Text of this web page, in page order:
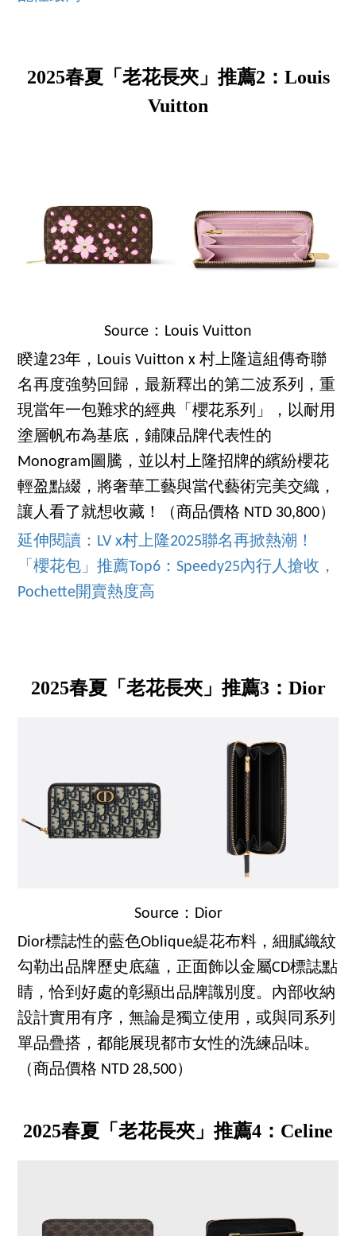
2025春夏「老花長夾」推薦2：Louis
Vuitton
Source：Louis Vuitton
睽違23年，Louis Vuitton x 村上隆這組傳奇聯
名再度強勢回歸，最新釋出的第二波系列，重
現當年一包難求的經典「櫻花系列」，以耐用
塗層帆布為基底，鋪陳品牌代表性的
Monogram圖騰，並以村上隆招牌的繽紛櫻花
輕盈點綴，將奢華工藝與當代藝術完美交織，
讓人看了就想收藏！（商品價格 NTD 30,800）
延伸閱讀：LV x村上隆2025聯名再掀熱潮！
「櫻花包」推薦Top6：Speedy25內行人搶收，
Pochette開賣熱度高
2025春夏「老花長夾」推薦3：Dior
Source：Dior
Dior標誌性的藍色Oblique緹花布料，細膩織紋
勾勒出品牌歷史底蘊，正面飾以金屬CD標誌點
睛，恰到好處的彰顯出品牌識別度。內部收納
設計實用有序，無論是獨立使用，或與同系列
單品疊搭，都能展現都市女性的洗練品味。
（商品價格 NTD 28,500）
2025春夏「老花長夾」推薦4：Celine